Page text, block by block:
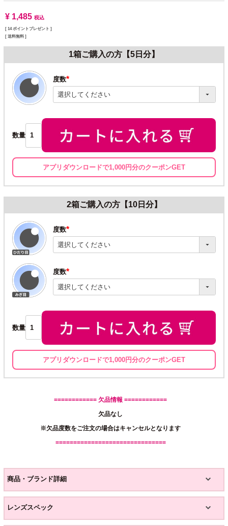
¥ 1,485 税込
[ 14 ポイントプレゼント ]
送料無料
1箱ご購入の方【5日分】
度数
(必
須)
数量
アプリダウンロードで1,000円分のクーポンGET
2箱ご購入の方【10日分】
度数
(必
須)
度数
(必
須)
数量
アプリダウンロードで1,000円分のクーポンGET
============ 欠品情報 ============
欠品なし
※欠品度数をご注文の場合はキャンセルとなります
===============================
商品・ブランド詳細
レンズスペック